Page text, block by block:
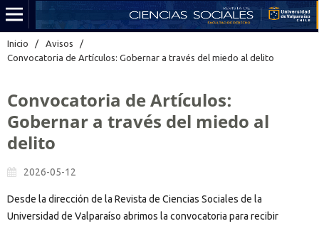
Inicio / Avisos
/
Convocatoria de Artículos: Gobernar a través del miedo al delito
Convocatoria de Artículos:
Gobernar a través del miedo al
delito
2026-05-12
Desde la dirección de la Revista de Ciencias Sociales de la
Universidad de Valparaíso abrimos la convocatoria para recibir